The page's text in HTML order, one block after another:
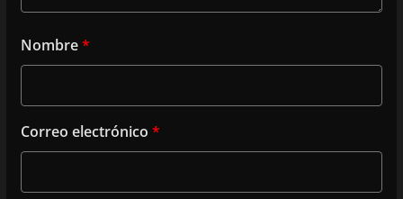
Nombre*
Correo electrónico *